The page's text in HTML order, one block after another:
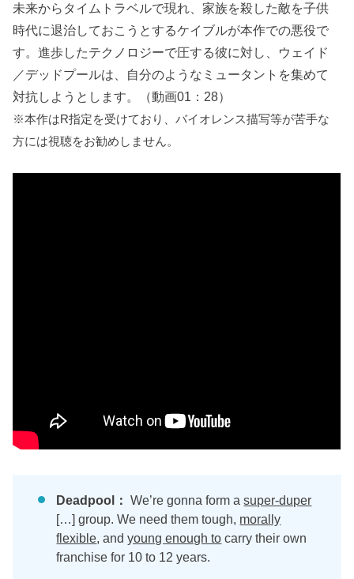
未来からタイムトラベルで現れ、家族を殺した敵を子供
時代に退治しておこうとするケイブルが本作での悪役で
す。進歩したテクノロジーで圧する彼に対し、ウェイド
／デッドプールは、自分のようなミュータントを集めて
対抗しようとします。（動画01：28）
※本作はR指定を受けており、バイオレンス描写等が苦手な
方には視聴をお勧めしません。
Deadpool： We’re gonna form asuper-duper
[…] group. We need them tough, morally
flexible, andyoung enough to carry their own
franchise for 10 to 12 years.